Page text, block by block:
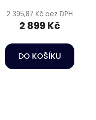
2 395,87 Kč bez DPH
2 899 Kč
DO KOŠÍKU